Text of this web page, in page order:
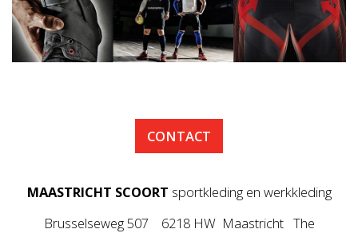
CONTACT
MAASTRICHT SCOORT sportkleding en werkkleding
Brusselseweg 507 6218 HW Maastricht The